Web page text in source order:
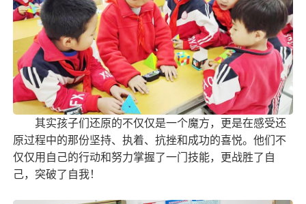
其实孩子们还原的不仅仅是一个魔方，更是在感受还
原过程中的那份坚持、执着、抗挫和成功的喜悦。他们不
仅仅用自己的行动和努力掌握了一门技能，更战胜了自
己，突破了自我！